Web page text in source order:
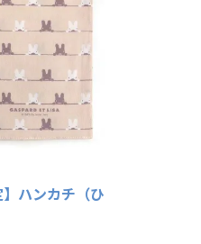
】ハンカチ（ひ